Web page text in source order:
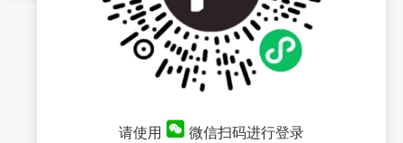
请使用 微信扫码进行登录